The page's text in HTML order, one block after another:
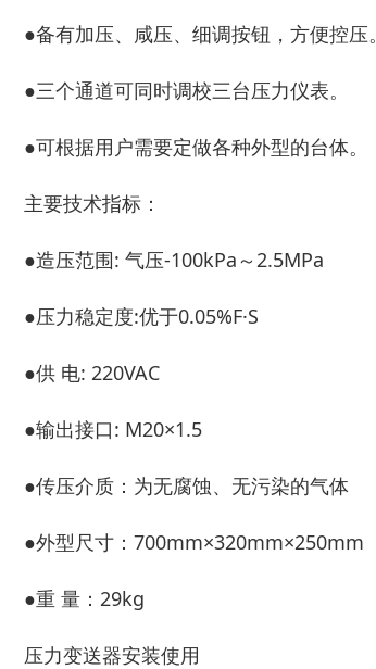
●备有加压、咸压、细调按钮，方便控压。
●三个通道可同时调校三台压力仪表。
●可根据用户需要定做各种外型的台体。
主要技术指标：
●造压范围: 气压-100kPa～2.5MPa
●压力稳定度:优于0.05%F·S
●供 电: 220VAC
●输出接口: M20×1.5
●传压介质：为无腐蚀、无污染的气体
●外型尺寸：700mm×320mm×250mm
●重 量：29kg
压力变送器安装使用